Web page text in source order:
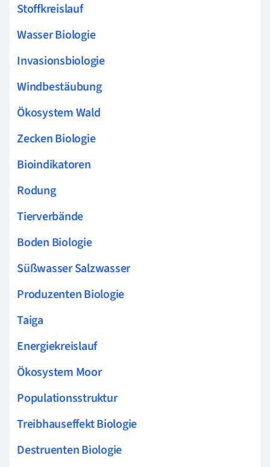
Stoffkreislauf
Wasser Biologie
Invasionsbiologie
Windbestäubung
Ökosystem Wald
Zecken Biologie
Bioindikatoren
Rodung
Tierverbände
Boden Biologie
Süßwasser Salzwasser
Produzenten Biologie
Taiga
Energiekreislauf
Ökosystem Moor
Populationsstruktur
Treibhauseffekt Biologie
Destruenten Biologie